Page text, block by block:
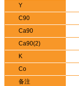
Y
C90
Ca90
Ca90(2)
K
Co
备注